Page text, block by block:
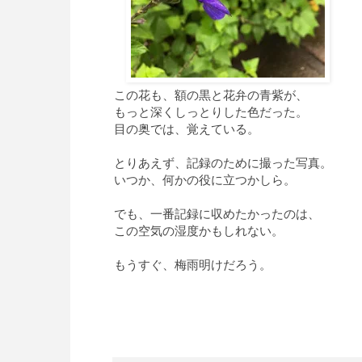
この花も、額の黒と花弁の青紫が、
もっと深くしっとりした色だった。
目の奥では、覚えている。
とりあえず、記録のために撮った写真。
いつか、何かの役に立つかしら。
でも、一番記録に収めたかったのは、
この空気の湿度かもしれない。
もうすぐ、梅雨明けだろう。